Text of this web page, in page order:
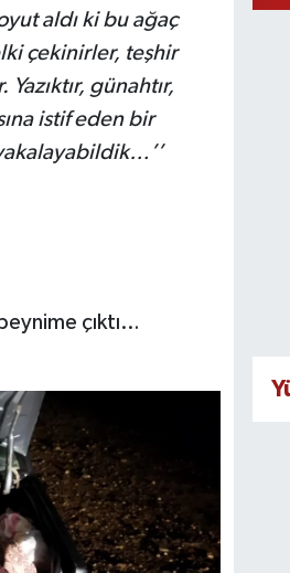
aldı ki bu ağaç
çekinirler, teşhir
günahtır,
istif eden bir
çıktı…